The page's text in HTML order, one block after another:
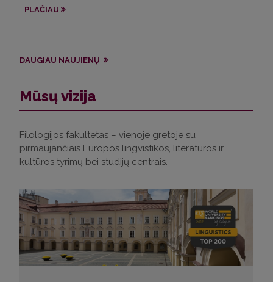
PLAČIAU
DAUGIAU NAUJIENŲ
Mūsų vizija
Filologijos fakultetas – vienoje gretoje su
pirmaujančiais Europos lingvistikos, literatūros ir
kultūros tyrimų bei studijų centrais.